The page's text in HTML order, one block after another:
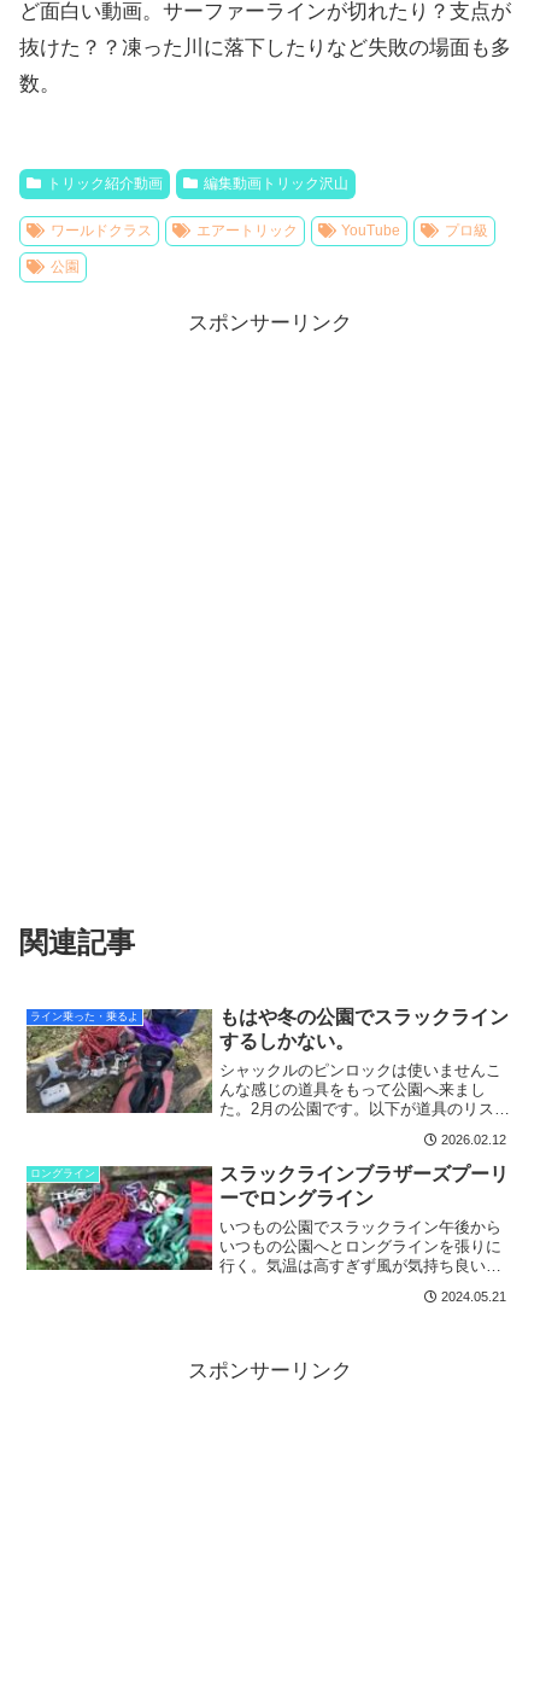
ど面白い動画。サーファーラインが切れたり？支点が
抜けた？？凍った川に落下したりなど失敗の場面も多
数。
トリック紹介動画 編集動画トリック沢山
ワールドクラス エアートリック YouTube プロ級
公園
スポンサーリンク
関連記事
ライン乗った・乗るよ
もはや冬の公園でスラックライン
するしかない。
シャックルのピンロックは使いませんこ
んな感じの道具をもって公園へ来まし
た。2月の公園です。以下が道具のリスト
42リットル 神ザックDJI air2 ほぼ完
成した機体slack.fr ムーンウォーク 軽い
歩...
2026.02.12
ロングライン
スラックラインブラザーズプーリ
ーでロングライン
いつもの公園でスラックライン午後から
いつもの公園へとロングラインを張りに
行く。気温は高すぎず風が気持ち良い季
プーリーセットはスラックラインブラザ
2024.05.21
スポンサーリンク